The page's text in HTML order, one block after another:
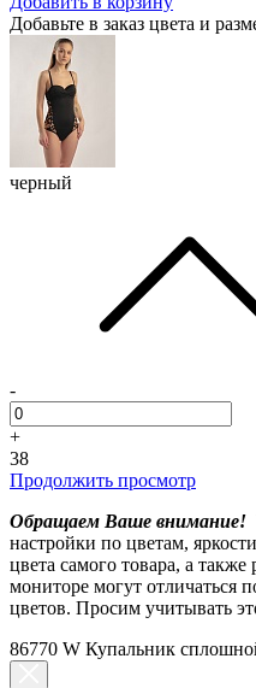
Добавьте в заказ цвета и
черный
-
+
38
Продолжить просмотр
Обращаем Ваше внимание!
настройки по цветам,
цвета самого товара, а
мониторе могут отличаться
цветов. Просим учитывать
86770 W Купальник